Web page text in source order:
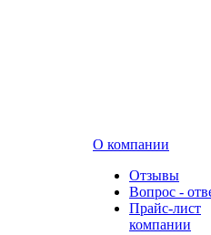
О компании
Отзывы
Вопрос -
Прайс-лист
компании